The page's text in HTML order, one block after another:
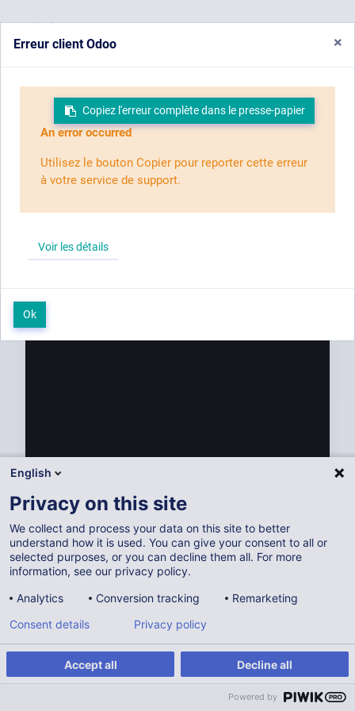
House of Training
Votre plan de
développement
professionnel
Partager sur les réseaux sociaux
Intégrer à votre site internet
English
Privacy on this site
We collect and process your data on this site to better
understand how it is used. You can give your consent to all or
selected purposes, or you can decline them all. For more
information, see our privacy policy.
Analytics
Conversion tracking Remarketing
Accept all Decline all
Consent details Privacy policy
Powered by
Erreur client Odoo ×
Copiez l'erreur complète dans le presse-papier
An error occurred
Utilisez le bouton Copier pour reporter cette erreur
à votre service de support.
Voir les détails
Ok